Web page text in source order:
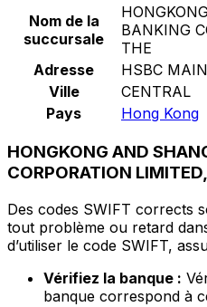
Nom de la
succursale
BANKING
THE
Adresse
HSBC
Ville
CENTRAL
Pays
Hong Kong
HONGKONG AND
CORPORATION
Des codes SWIFT corrects
tout problème ou retard
d’utiliser le code SWIFT,
Vérifiez la banque :
banque correspond à